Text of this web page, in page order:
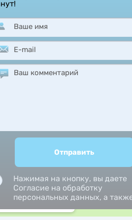
Нажимая на кнопку, вы даете
Согласие на обработку
персональных данных, а
персональных данных